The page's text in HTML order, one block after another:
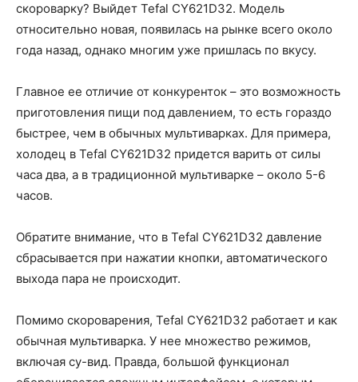
скороварку? Выйдет Tefal CY621D32. Модель
относительно новая, появилась на рынке всего около
года назад, однако многим уже пришлась по вкусу.
Главное ее отличие от конкуренток – это возможность
приготовления пищи под давлением, то есть гораздо
быстрее, чем в обычных мультиварках. Для примера,
холодец в Tefal CY621D32 придется варить от силы
часа два, а в традиционной мультиварке – около 5-6
часов.
Обратите внимание, что в Tefal CY621D32 давление
сбрасывается при нажатии кнопки, автоматического
выхода пара не происходит.
Помимо скороварения, Tefal CY621D32 работает и как
обычная мультиварка. У нее множество режимов,
включая су-вид. Правда, большой функционал